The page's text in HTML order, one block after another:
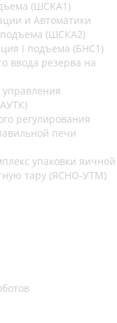
(ШСКА1)
и Автоматики
(ШСКА2)
I подъема (БНС1)
ввода резерва на
регулирования
печи
упаковки яичной
тару (ЯСНО-УТМ)